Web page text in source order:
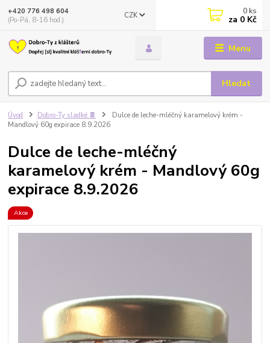
Menu
CZK
Hledat
+420 776 498 604
(Po-Pá, 8-16 hod.)
0 ks
za 0 Kč
Úvod Dobro-Ty sladké 🍫
Dulce de leche-mléčný karamelový krém -
Mandlový 60g expirace 8.9.2026
Dulce de leche-mléčný
karamelový krém - Mandlový 60g
expirace 8.9.2026
Akce